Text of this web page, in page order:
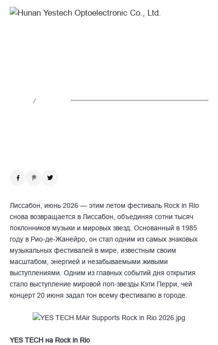
YES
/2026.06.25
Лиссабон, июнь 2026 — этим летом фестиваль Rock in Rio
снова возвращается в Лиссабон, объединяя сотни тысяч
поклонников музыки и мировых звезд. Основанный в 1985
году в Рио-де-Жанейро, он стал одним из самых знаковых
музыкальных фестивалей в мире, известным своим
масштабом, энергией и незабываемыми живыми
выступлениями. Одним из главных событий дня открытия
стало выступление мировой поп-звезды Кэти Перри, чей
концерт 20 июня задал тон всему фестивалю в городе.
YES TECH на Rock in Rio